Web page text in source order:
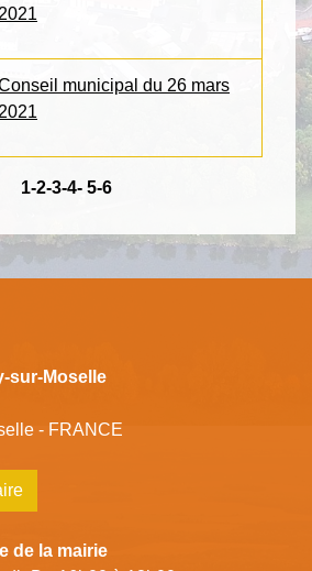
2021
municipal du 26 mars
2021
1-2-3-4- 5-6
sur-Moselle
- FRANCE
de la mairie